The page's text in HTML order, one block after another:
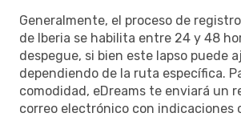
Generalmente, el proceso de
de Iberia se habilita entre 24 y 48
despegue, si bien este lapso puede
dependiendo de la ruta específica.
comodidad, eDreams te enviará un
correo electrónico con indicaciones